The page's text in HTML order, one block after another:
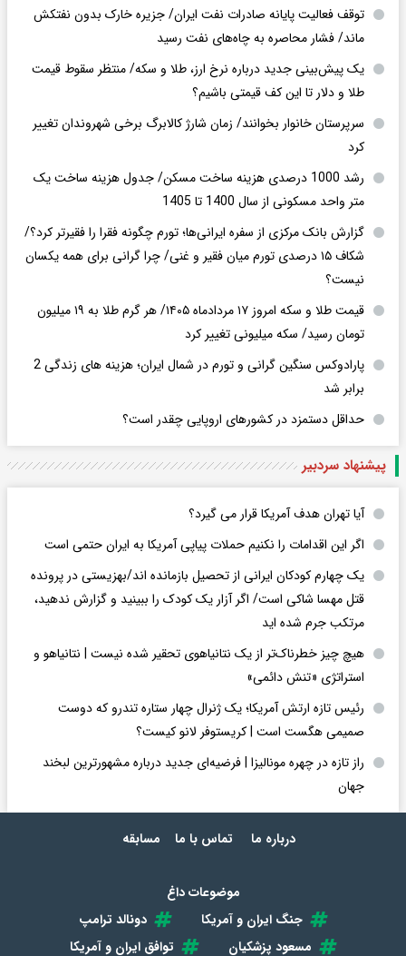
توقف فعالیت پایانه صادرات نفت ایران/ جزیره خارک بدون نفتکش
ماند/ فشار محاصره به چاه‌های نفت رسید
یک پیش‌بینی جدید درباره نرخ ارز، طلا و سکه/ منتظر سقوط قیمت
طلا و دلار تا این کف قیمتی باشیم؟
سرپرستان خانوار بخوانند/ زمان شارژ کالابرگ برخی شهروندان تغییر
کرد
رشد 1000 درصدی هزینه ساخت مسکن/ جدول هزینه ساخت یک
متر واحد مسکونی از سال 1400 تا 1405
گزارش بانک مرکزی از سفره ایرانی‌ها؛ تورم چگونه فقرا را فقیرتر کرد؟/
شکاف ۱۵ درصدی تورم میان فقیر و غنی/ چرا گرانی برای همه یکسان
نیست؟
قیمت طلا و سکه امروز ۱۷ مردادماه ۱۴۰۵/ هر گرم طلا به ۱۹ میلیون
تومان رسید/ سکه میلیونی تغییر کرد
پارادوکس سنگین گرانی و تورم در شمال ایران؛ هزینه های زندگی 2
برابر ‌شد
حداقل دستمزد در کشورهای اروپایی چقدر است؟
پیشنهاد سردبیر
آیا تهران هدف آمریکا قرار می گیرد؟
اگر این اقدامات را نکنیم حملات پیاپی آمریکا به ایران حتمی است
یک چهارم کودکان ایرانی از تحصیل بازمانده اند/بهزیستی در پرونده
قتل مهسا شاکی است/ اگر آزار یک کودک را ببینید و گزارش ندهید،
مرتکب جرم شده اید
هیچ چیز خطرناک‌تر از یک نتانیاهوی تحقیر شده نیست | نتانیاهو و
استراتژی «تنش دائمی»
رئیس تازه ارتش آمریکا؛ یک ژنرال چهار ستاره تندرو که دوست
صمیمی هگست است | کریستوفر لانو کیست؟
راز تازه در چهره مونالیزا | فرضیه‌ای جدید درباره مشهورترین لبخند
جهان
درباره ما تماس با ما مسابقه
موضوعات داغ
جنگ ایران و آمریکا
دونالد ترامپ
مسعود پزشکیان
توافق ایران و آمریکا